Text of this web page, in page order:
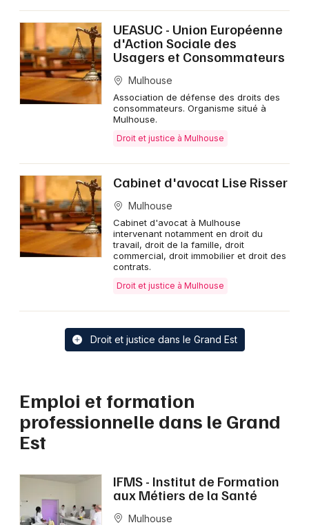
UEASUC - Union Européenne
d'Action Sociale des
Usagers et Consommateurs
Mulhouse
Association de défense des droits des
consommateurs. Organisme situé à
Mulhouse.
Droit et justice à Mulhouse
Cabinet d'avocat Lise Risser
Mulhouse
Cabinet d'avocat à Mulhouse
intervenant notamment en droit du
travail, droit de la famille, droit
commercial, droit immobilier et droit des
contrats.
Droit et justice à Mulhouse
Droit et justice dans le Grand Est
Emploi et formation
professionnelle dans le Grand
Est
IFMS - Institut de Formation
aux Métiers de la Santé
Mulhouse